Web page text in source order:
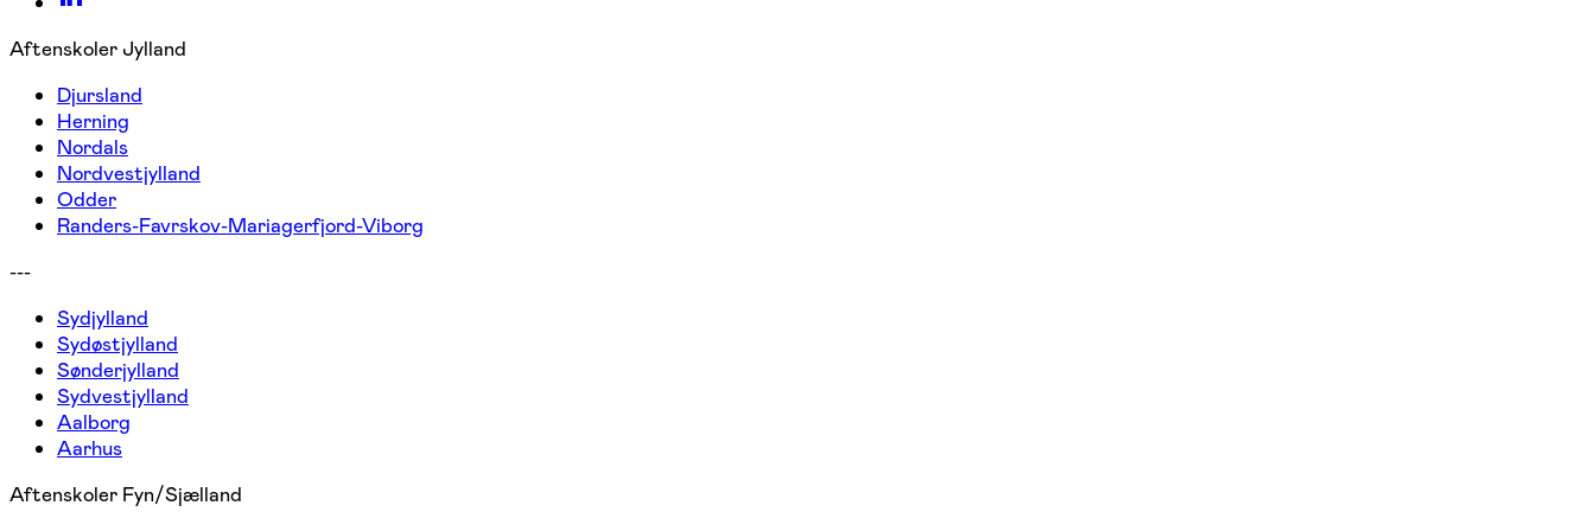
Aftenskoler Jylland
Djursland
Herning
Nordals
Nordvestjylland
Odder
Randers-Favrskov-Mariagerfjord-Viborg
---
Sydjylland
Sydøstjylland
Sønderjylland
Sydvestjylland
Aalborg
Aarhus
Aftenskoler Fyn/Sjælland